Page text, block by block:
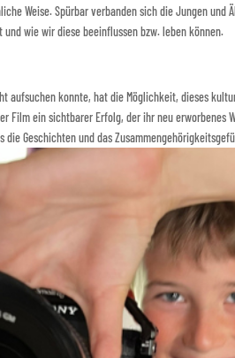
Weise. Spürbar verbanden sich die Jungen
wie wir diese beeinflussen bzw. leben können.
aufsuchen konnte, hat die Möglichkeit, dieses
Film ein sichtbarer Erfolg, der ihr neu
Geschichten und das